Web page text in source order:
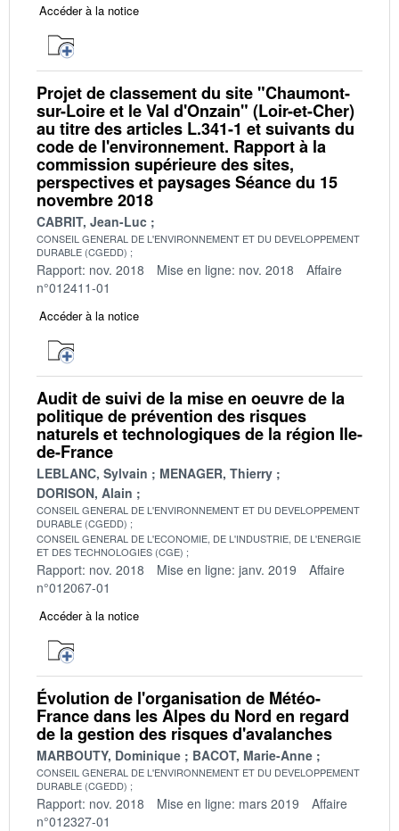
Accéder à la notice
Projet de classement du site "Chaumont-
sur-Loire et le Val d'Onzain" (Loir-et-Cher)
au titre des articles L.341-1 et suivants du
code de l'environnement. Rapport à la
commission supérieure des sites,
perspectives et paysages Séance du 15
novembre 2018
CABRIT, Jean-Luc
CONSEIL GENERAL DE L'ENVIRONNEMENT ET DU DEVELOPPEMENT
DURABLE (CGEDD)
Rapport: nov. 2018 Mise en ligne: nov. 2018
Affaire
n°012411-01
Accéder à la notice
Audit de suivi de la mise en oeuvre de la
politique de prévention des risques
naturels et technologiques de la région Ile-
de-France
LEBLANC, Sylvain
MENAGER, Thierry
DORISON, Alain
CONSEIL GENERAL DE L'ENVIRONNEMENT ET DU DEVELOPPEMENT
DURABLE (CGEDD)
CONSEIL GENERAL DE L'ECONOMIE, DE L'INDUSTRIE, DE L'ENERGIE
ET DES TECHNOLOGIES (CGE)
Rapport: nov. 2018 Mise en ligne: janv. 2019
Affaire
n°012067-01
Accéder à la notice
Évolution de l'organisation de Météo-
France dans les Alpes du Nord en regard
de la gestion des risques d'avalanches
MARBOUTY, Dominique BACOT, Marie-Anne
CONSEIL GENERAL DE L'ENVIRONNEMENT ET DU DEVELOPPEMENT
DURABLE (CGEDD)
Rapport: nov. 2018 Mise en ligne: mars 2019
Affaire
n°012327-01